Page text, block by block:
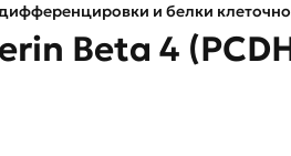
и белки
Beta 4